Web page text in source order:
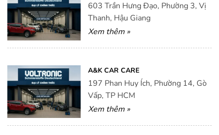
603 Trần Hưng Đạo, Phường 3, Vị
Thanh, Hậu Giang
Xem thêm »
A&K CAR CARE
197 Phan Huy Ích, Phường 14, Gò
Vấp, TP HCM
Xem thêm »